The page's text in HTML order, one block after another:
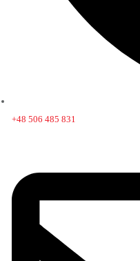
+48 506 485 831